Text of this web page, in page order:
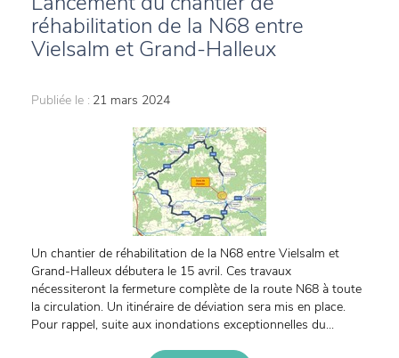
réhabilitation de la N68 entre
Vielsalm et Grand-Halleux
Publiée le : 21 mars 2024
Un chantier de réhabilitation de la N68 entre Vielsalm et
Grand-Halleux débutera le 15 avril. Ces travaux
nécessiteront la fermeture complète de la route N68 à toute
la circulation. Un itinéraire de déviation sera mis en place.
Pour rappel, suite aux inondations exceptionnelles du...